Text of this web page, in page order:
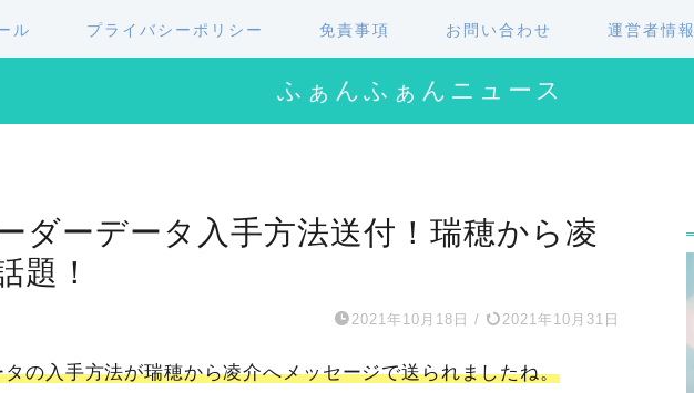
ル プライバシーポリシー 免責事項 お問い合わせ 運営者情報
ふぁんふぁんニュース
ダーデータ入手方法送付！瑞穂から凌
題！
2021年10月18日 / 2021年10月31日
の入手方法が瑞穂から凌介へメッセージで送られましたね。